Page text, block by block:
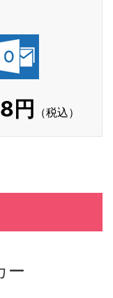
円 （税込）
ー